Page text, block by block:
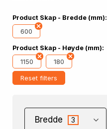
Product Skap - Bredde (mm):
600
Product Skap - Høyde (mm):
1150
180
Reset filters
Bredde 3